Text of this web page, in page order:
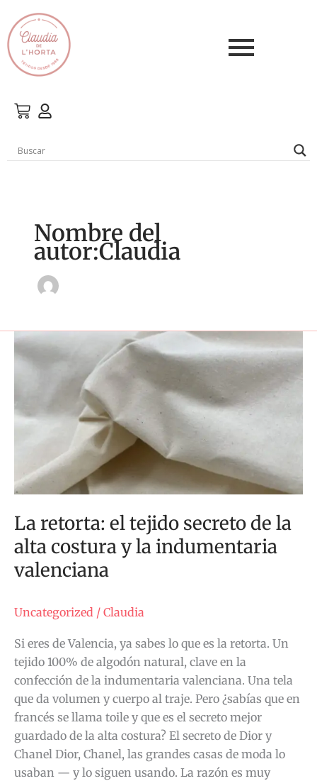
contenido
Nombre del
autor:Claudia
La retorta: el tejido secreto de la
alta costura y la indumentaria
valenciana
Uncategorized / Claudia
Si eres de Valencia, ya sabes lo que es la retorta. Un
tejido 100% de algodón natural, clave en la
confección de la indumentaria valenciana. Una tela
que da volumen y cuerpo al traje. Pero ¿sabías que en
francés se llama toile y que es el secreto mejor
guardado de la alta costura? El secreto de Dior y
Chanel Dior, Chanel, las grandes casas de moda lo
usaban — y lo siguen usando. La razón es muy
La
retorta:
secreto
alta
costura
la
indumentaria
valenciana